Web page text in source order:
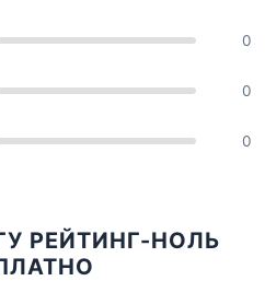
0
0
0
РЕЙТИНГ-НОЛЬ